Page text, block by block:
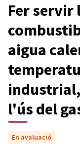
Fer servir
aigua
l'ús del
En avaluació